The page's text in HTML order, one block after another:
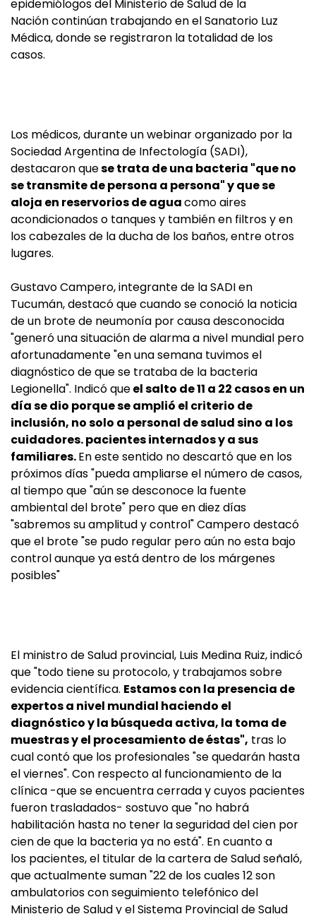
epidemiólogos del Ministerio de Salud de la
Nación continúan trabajando en el Sanatorio Luz
Médica, donde se registraron la totalidad de los
casos.
Los médicos, durante un webinar organizado por la
Sociedad Argentina de Infectología (SADI),
destacaron quese trata de una bacteria "que no
se transmite de persona a persona" y que se
aloja en reservorios de aguacomo aires
acondicionados o tanques y también en filtros y en
los cabezales de la ducha de los baños, entre otros
lugares.
Gustavo Campero, integrante de la SADI en
Tucumán, destacó que cuando se conoció la noticia
de un brote de neumonía por causa desconocida
"generó una situación de alarma a nivel mundial pero
afortunadamente "en una semana tuvimos el
diagnóstico de que se trataba de la bacteria
Legionella". Indicó queel salto de 11 a 22 casos en un
día se dio porque se amplió el criterio de
inclusión, no solo a personal de salud sino a los
cuidadores. pacientes internados y a sus
familiares.En este sentido no descartó que en los
próximos días "pueda ampliarse el número de casos,
al tiempo que "aún se desconoce la fuente
ambiental del brote" pero que en diez días
"sabremos su amplitud y control" Campero destacó
que el brote "se pudo regular pero aún no esta bajo
control aunque ya está dentro de los márgenes
posibles"
El ministro de Salud provincial, Luis Medina Ruiz, indicó
que "todo tiene su protocolo, y trabajamos sobre
evidencia científica. Estamos con la presencia de
expertos a nivel mundial haciendo el
diagnóstico y la búsqueda activa, la toma de
muestras y el procesamiento de éstas", tras lo
cual contó que los profesionales "se quedarán hasta
el viernes". Con respecto al funcionamiento de la
clínica -que se encuentra cerrada y cuyos pacientes
fueron trasladados- sostuvo que "no habrá
habilitación hasta no tener la seguridad del cien por
cien de que la bacteria ya no está". En cuanto a
los pacientes, el titular de la cartera de Salud señaló,
que actualmente suman "22 de los cuales 12 son
ambulatorios con seguimiento telefónico del
Ministerio de Salud y el Sistema Provincial de Salud